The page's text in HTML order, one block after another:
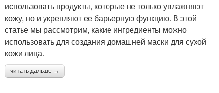
использовать продукты, которые не только увлажняют
кожу, но и укрепляют ее барьерную функцию. В этой
статье мы рассмотрим, какие ингредиенты можно
использовать для создания домашней маски для сухой
кожи лица.
читать дальше →